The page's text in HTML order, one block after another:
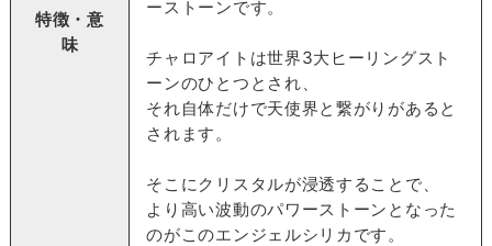
特徴・意
味
ーストーンです。
チャロアイトは世界3大ヒーリングスト
ーンのひとつとされ、
それ自体だけで天使界と繋がりがあると
されます。
そこにクリスタルが浸透することで、
より高い波動のパワーストーンとなった
のがこのエンジェルシリカです。